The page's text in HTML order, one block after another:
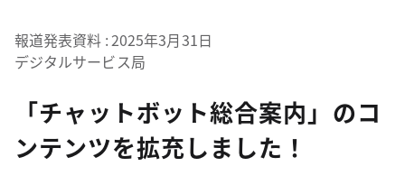
報道発表資料 2025年3月31日
デジタルサービス局
「チャットボット総合案内」のコ
ンテンツを拡充しました！